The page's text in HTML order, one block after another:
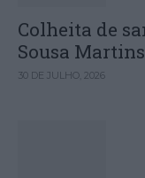
Colheita de
Sousa
30 DE JULHO, 2026